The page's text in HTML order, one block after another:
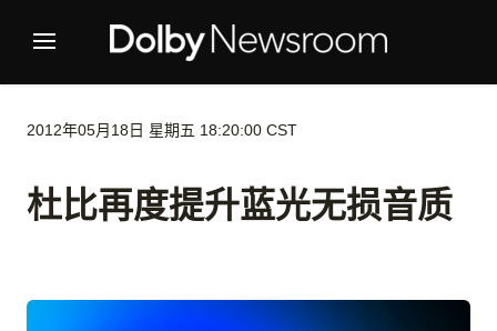
2012年05月18日 星期五 18:20:00 CST
杜比再度提升蓝光无损音质